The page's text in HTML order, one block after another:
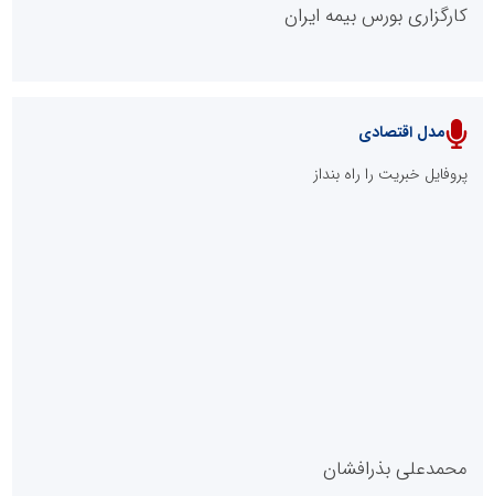
پایگاه خبری نهضت ملی مسکن
پایگاه خبری گفتمان یزد
کارگزاری بورس بیمه ایران
مدل اقتصادی
پروفایل خبریت را راه بنداز
محمدعلی بذرافشان